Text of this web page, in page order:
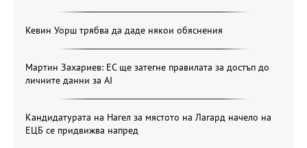
Кевин Уорш трябва да даде някои обяснения
Мартин Захариев: ЕС ще затегне правилата за достъп до
личните данни за AI
Кандидатурата на Нагел за мястото на Лагард начело на
ЕЦБ се придвижва напред